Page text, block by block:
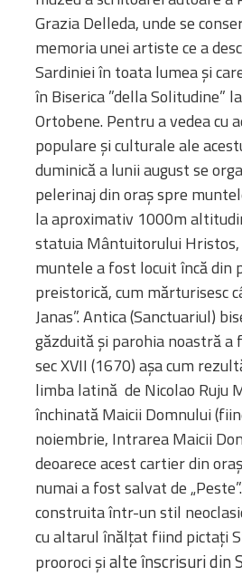
Grazia Delleda, unde se
memoria unei artiste ce a
Sardiniei în toata lumea și
în Biserica ”della Solitudine”
Ortobene. Pentru a vedea cu
populare și culturale ale
duminică a lunii august se
pelerinaj din oraș spre
la aproximativ 1000m
statuia Mântuitorului Hristos,
muntele a fost locuit încă din
preistorică, cum mărturisesc
Janas”. Antica (Sanctuariul)
găzduită și parohia noastră
sec XVII (1670) așa cum
limba latină de Nicolao Ruju
închinată Maicii Domnului
noiembrie, Intrarea Maicii
deoarece acest cartier din
numai a fost salvat de
construita într-un stil
cu altarul înălțat fiind pictați
prooroci șialte înscrisuri din